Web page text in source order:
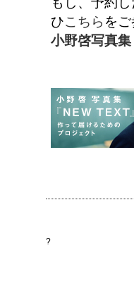
ひこちら をご
小野啓写真
?